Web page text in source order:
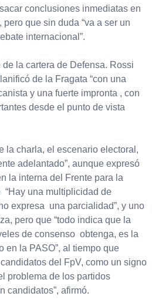
conclusiones inmediatas en
pero que sin duda “va a ser un
internacional”.
la cartera de Defensa. Rossi
de la Fragata “con una
y una fuerte impronta , con
desde el punto de vista
la charla, el escenario electoral,
adelantado”, aunque expresó
la interna del Frente para la
una multiplicidad de
expresa una parcialidad”, y uno
pero que “todo indica que la
de consenso obtenga, es la
en la PASO”, al tiempo que
del FpV, como un signo
problema de los partidos
candidatos”, afirmó.